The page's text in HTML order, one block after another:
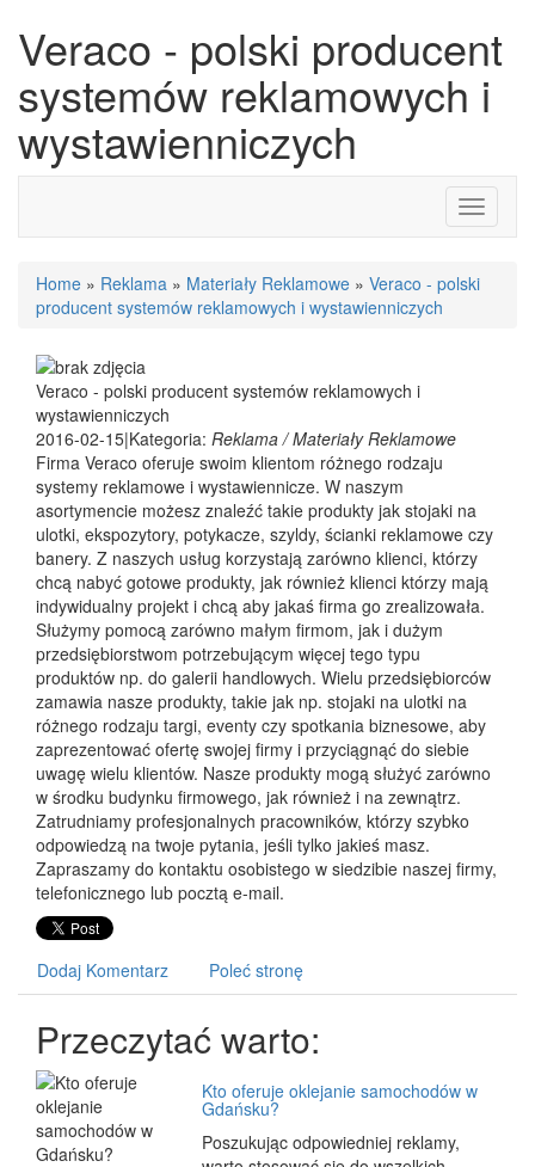
Veraco - polski producent
systemów reklamowych i
wystawienniczych
Toggle
Home » Reklama » Materiały Reklamowe » Veraco - polski
producent systemów reklamowych i wystawienniczych
Veraco - polski producent systemów reklamowych i
wystawienniczych
2016-02-15|Kategoria: Reklama / Materiały Reklamowe
Firma Veraco oferuje swoim klientom różnego rodzaju
systemy reklamowe i wystawiennicze. W naszym
asortymencie możesz znaleźć takie produkty jak stojaki na
ulotki, ekspozytory, potykacze, szyldy, ścianki reklamowe czy
banery. Z naszych usług korzystają zarówno klienci, którzy
chcą nabyć gotowe produkty, jak również klienci którzy mają
indywidualny projekt i chcą aby jakaś firma go zrealizowała.
Służymy pomocą zarówno małym firmom, jak i dużym
przedsiębiorstwom potrzebującym więcej tego typu
produktów np. do galerii handlowych. Wielu przedsiębiorców
zamawia nasze produkty, takie jak np. stojaki na ulotki na
różnego rodzaju targi, eventy czy spotkania biznesowe, aby
zaprezentować ofertę swojej firmy i przyciągnąć do siebie
uwagę wielu klientów. Nasze produkty mogą służyć zarówno
w środku budynku firmowego, jak również i na zewnątrz.
Zatrudniamy profesjonalnych pracowników, którzy szybko
odpowiedzą na twoje pytania, jeśli tylko jakieś masz.
Zapraszamy do kontaktu osobistego w siedzibie naszej firmy,
telefonicznego lub pocztą e-mail.
Dodaj Komentarz Poleć stronę
Przeczytać warto:
Kto oferuje oklejanie samochodów w
Gdańsku?
Poszukując odpowiedniej reklamy,